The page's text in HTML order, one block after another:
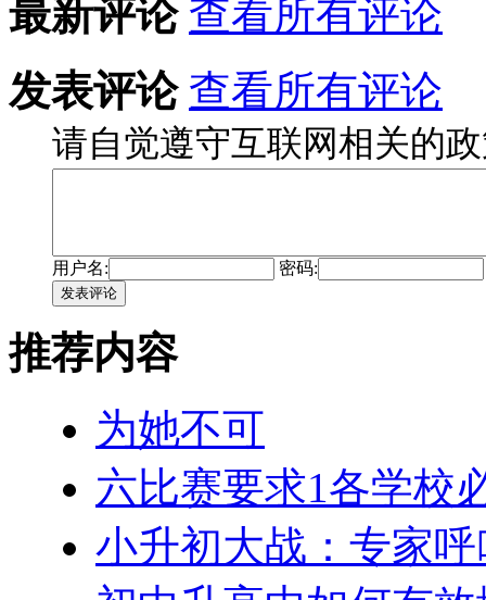
最新评论 查看所有评论
发表评论 查看所有评论
请自觉遵守互联网相关的
用户名: 密码:
发表评论
推荐内容
为她不可
六比赛要求1各学校
小升初大战：专家